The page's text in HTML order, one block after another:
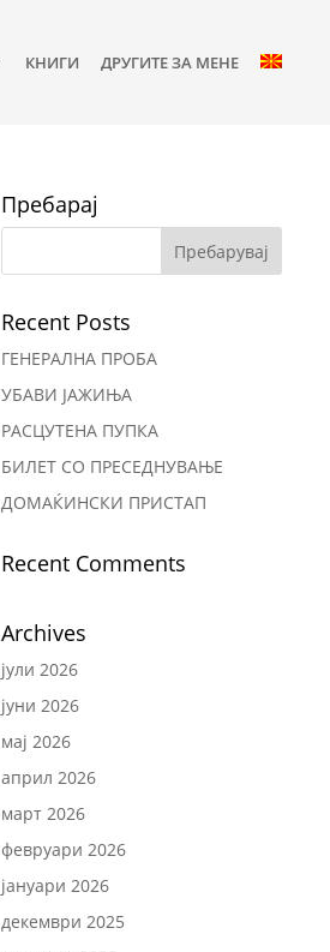
КНИГИ ДРУГИТЕ ЗА МЕНЕ
Пребарај
Recent Posts
ГЕНЕРАЛНА ПРОБА
УБАВИ ЈАЖИЊА
РАСЦУТЕНА ПУПКА
БИЛЕТ СО ПРЕСЕДНУВАЊЕ
ДОМАЌИНСКИ ПРИСТАП
Recent Comments
Archives
јули 2026
јуни 2026
мај 2026
април 2026
март 2026
февруари 2026
јануари 2026
декември 2025